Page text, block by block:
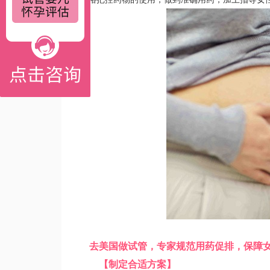
去美国做试管，专家规范用药促排，保障
【制定合适方案】